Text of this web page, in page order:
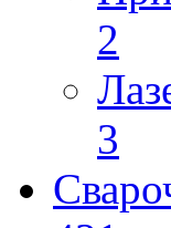
2
3